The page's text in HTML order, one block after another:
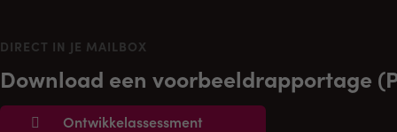
DIRECT IN JE MAILBOX
Download een voorbeeldrapportage
Ontwikkelassessment